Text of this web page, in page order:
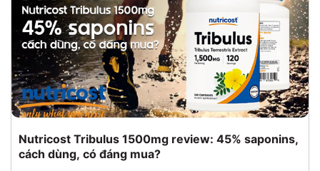
Nutricost Tribulus 1500mg review: 45% saponins,
cách dùng, có đáng mua?